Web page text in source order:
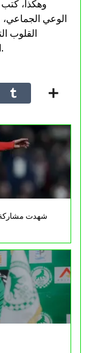
وهكذا،
الوعي الجماعي،
القلوب
التضامن، في صمتٍ نبيلٍ أبلغ من كل هتاف.
شهدت مشاركة